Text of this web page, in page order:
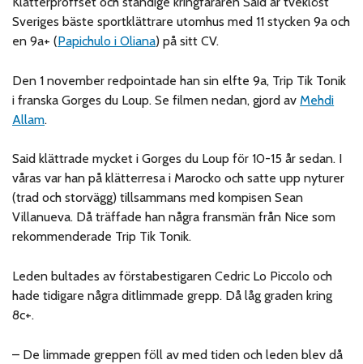
Sveriges bäste sportklättrare utomhus med 11 stycken 9a och
en 9a+ (Papichulo i Oliana) på sitt CV.
Den 1 november redpointade han sin elfte 9a, Trip Tik Tonik
i franska Gorges du Loup. Se filmen nedan, gjord av Mehdi
Allam.
Said klättrade mycket i Gorges du Loup för 10-15 år sedan. I
våras var han på klätterresa i Marocko och satte upp nyturer
(trad och storvägg) tillsammans med kompisen Sean
Villanueva. Då träffade han några fransmän från Nice som
rekommenderade Trip Tik Tonik.
Leden bultades av förstabestigaren Cedric Lo Piccolo och
hade tidigare några ditlimmade grepp. Då låg graden kring
8c+.
– De limmade greppen föll av med tiden och leden blev då